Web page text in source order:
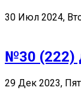
30 Июл 2024,
№30 (222)
29 Дек 2023,